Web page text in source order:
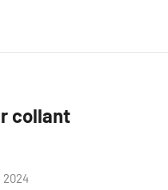
collant
2024